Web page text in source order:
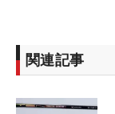
関連記事